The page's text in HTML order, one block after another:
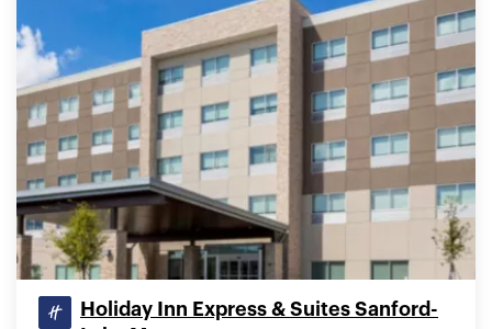
Holiday Inn Express & Suites Sanford-